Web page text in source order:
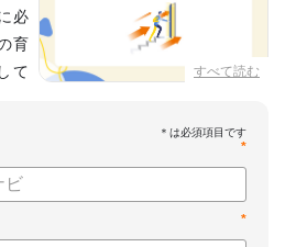
すべて読む
必
育
て
は？
ームワーク
の人事課題
*
*